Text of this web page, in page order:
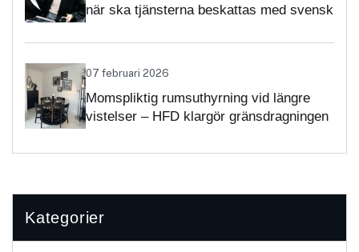
när ska tjänsterna beskattas med svensk
07 februari 2026
Momspliktig rumsuthyrning vid längre
vistelser – HFD klargör gränsdragningen
Kategorier